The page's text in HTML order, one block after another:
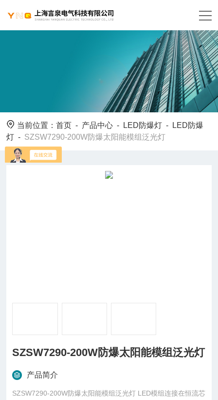
当前位置：首页 - 产品中心 - LED防爆灯 -
LED防爆
灯 - SZSW7290-200W防爆太阳能模组泛光灯
SZSW7290-200W防爆太阳能模组泛光灯
产品简介
SZSW7290-200W防爆太阳能模组泛光灯 LED模组连接在恒流芯